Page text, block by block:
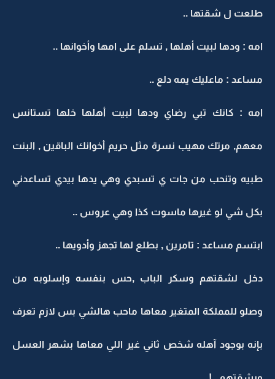
طلعت ل شقتها ..
امه : ودها لبيت أهلها , تسلم على امها وأخوانها ..
مساعد : ماعليك يمه دلع ..
امه : كانك تبي رضاي ودها لبيت أهلها خلها تستانس
معهم, مرتك مهيب نسرة مثل حريم أخوانك الباقين , البنت
طبيه وتنحب من جات ي تسبدي وهي يدها بيدي تساعدني
بكل شي لو غيرها ماسوت كذا وهي عروس ..
ابتسم مساعد : تامرين , بطلع لها تجهز وأدويها ..
دخل لشقتهم وسكر الباب ,حس بنفسه وإسلوبه من
وصلو للمملكة المتغير معاها ماحب هالشي بس لازم تعرف
بإنه بوجود آهله شخص ثاني غير اللي معاها بشهر العسل